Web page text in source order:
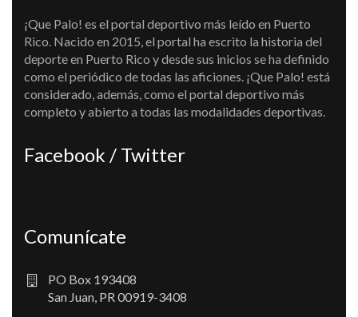
¡Que Palo! es el portal deportivo más leído en Puerto
Rico. Nacido en 2015, el portal ha escrito la historia del
deporte en Puerto Rico y desde sus inicios se ha definido
como el periódico de todas las aficiones. ¡Que Palo! está
considerado, además, como el portal deportivo más
completo y abierto a todas las modalidades deportivas.
Facebook / Twitter
Comunícate
PO Box 193408
San Juan, PR 00919-3408